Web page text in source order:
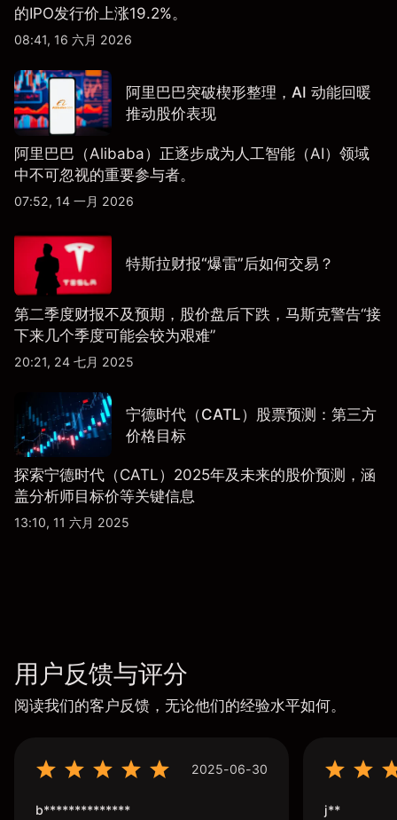
的IPO发行价上涨19.2%。
08:41, 16 六月 2026
阿里巴巴突破楔形整理，AI 动能回暖
推动股价表现
阿里巴巴（Alibaba）正逐步成为人工智能（AI）领域
中不可忽视的重要参与者。
07:52, 14 一月 2026
特斯拉财报“爆雷”后如何交易？
第二季度财报不及预期，股价盘后下跌，马斯克警告“接
下来几个季度可能会较为艰难”
20:21, 24 七月 2025
宁德时代（CATL）股票预测：第三方
价格目标
探索宁德时代（CATL）2025年及未来的股价预测，涵
盖分析师目标价等关键信息
13:10, 11 六月 2025
用户反馈与评分
阅读我们的客户反馈，无论他们的经验水平如何。
2025-06-30
b************** j**